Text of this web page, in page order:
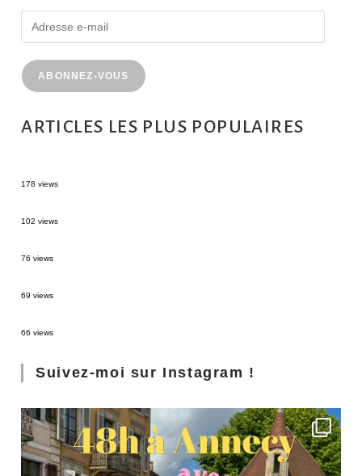
ABONNEZ-VOUS
ARTICLES LES PLUS POPULAIRES
178 views
102 views
76 views
69 views
66 views
Suivez-moi sur Instagram !